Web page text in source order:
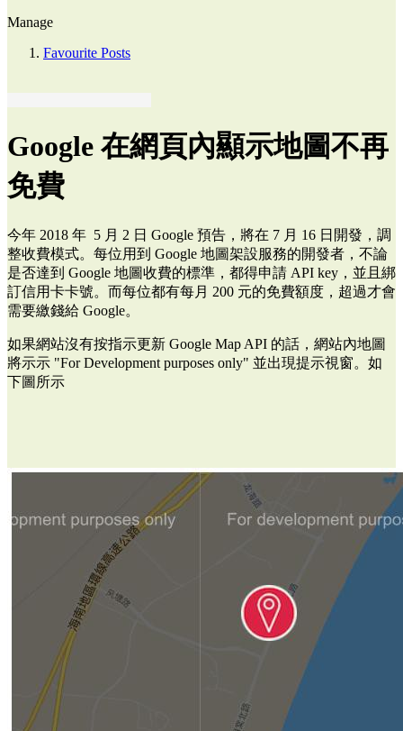
Manage
Favourite Posts
Google 在網頁內顯示地圖不再
免費
今年 2018 年 5 月 2 日 Google 預告，將在 7 月 16 日開發，調
整收費模式。每位用到 Google 地圖架設服務的開發者，不論
是否達到 Google 地圖收費的標準，都得申請 API key，並且綁
訂信用卡卡號。而每位都有每月 200 元的免費額度，超過才會
需要繳錢給 Google。
如果網站沒有按指示更新 Google Map API 的話，網站內地圖
將示示 "For Development purposes only" 並出現提示視窗。如
下圖所示